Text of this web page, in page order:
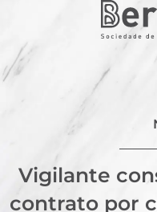
Vigilante
contrato por